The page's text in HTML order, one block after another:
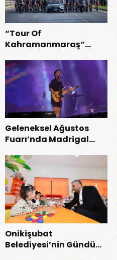
“Tour Of
Kahramanmaraş”
Bisikleti Turnuvası
Tamamlandı.
Geleneksel Ağustos
Fuarı’nda Madrigal
Onikişubat
Belediyesi’nin Gündüz